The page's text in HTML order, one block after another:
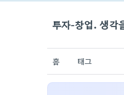
투자-창업. 생각
홈 태그